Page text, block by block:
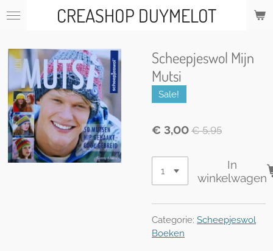
Ga
de
hoofdinhoud
CREASHOP DUYMELOT
Scheepjeswol Mijn
Mutsi
Sale!
€ 3,00 € 5,95
In
winkelwagen
Categorie: Scheepjeswol
Boeken